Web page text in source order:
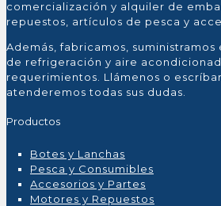
comercialización y alquiler de
repuestos, artículos de pesca y
Además, fabricamos, suministramos
de refrigeración y aire
requerimientos. Llámenos o
atenderemos todas sus dudas.
Productos
Botes y Lanchas
Pesca y Consumibles
Accesorios y Partes
Motores y Repuestos